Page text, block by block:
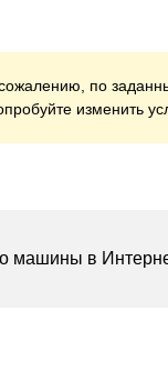
по
изменить
машины в